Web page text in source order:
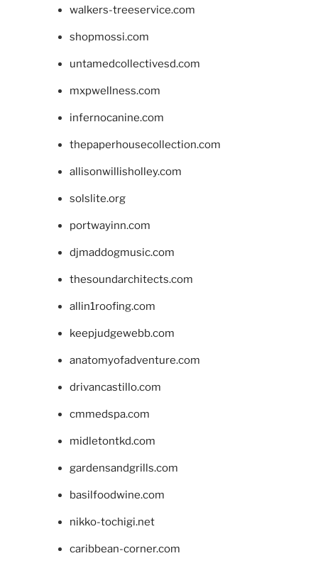
walkers-treeservice.com
shopmossi.com
untamedcollectivesd.com
mxpwellness.com
infernocanine.com
thepaperhousecollection.com
allisonwillisholley.com
solslite.org
portwayinn.com
djmaddogmusic.com
thesoundarchitects.com
allin1roofing.com
keepjudgewebb.com
anatomyofadventure.com
drivancastillo.com
cmmedspa.com
midletontkd.com
gardensandgrills.com
basilfoodwine.com
nikko-tochigi.net
caribbean-corner.com